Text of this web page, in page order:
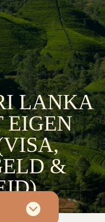
LANKA
EIGEN
&
Esmee